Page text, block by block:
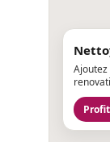
Ajoutez